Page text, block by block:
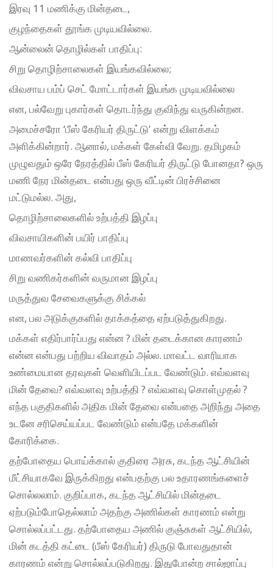
இரவு 11 மணிக்கு மின்தடை,
குழந்தைகள் தூங்க முடியவில்லை.
ஆன்லைன் தொழில்கள் பாதிப்பு:
சிறு தொழிற்சாலைகள் இயங்கவில்லை;
விவசாய பம்ப் செட் மோட்டார்கள் இயங்க முடியவில்லை
என, பல்வேறு புகார்கள் தொடர்ந்து குவிந்து வருகின்றன.
அமைச்சரோ ‘பீஸ் கேரியர் திருட்டு' என்று விளக்கம்
அளிக்கின்றார். ஆனால், மக்கள் கேள்வி வேறு. தமிழகம்
முழுவதும் ஒரே நேரத்தில் பீஸ் கேரியர் திருட்டு போனதா? ஒரு
மணி நேர மின்தடை என்பது ஒரு வீட்டின் பிரச்சினை
மட்டுமல்ல. அது,
தொழிற்சாலைகளில் உற்பத்தி இழப்பு
விவசாயிகளின் பயிர் பாதிப்பு
மாணவர்களின் கல்வி பாதிப்பு
சிறு வணிகர்களின் வருமான இழப்பு
மருத்துவ சேவைகளுக்கு சிக்கல்
என, பல அடுக்குகளில் தாக்கத்தை ஏற்படுத்துகிறது.
மக்கள் எதிர்பார்ப்பது என்ன ? மின் தடைக்கான காரணம்
என்ன என்பது பற்றிய விவாதம் அல்ல. மாவட்ட வாரியாக
உண்மையான தரவுகள் வெளியிடப்பட வேண்டும். எவ்வளவு
மின் தேவை? எவ்வளவு உற்பத்தி ? எவ்வளவு கொள்முதல் ?
எந்த பகுதிகளில் அதிக மின் தேவை என்பதை அறிந்து அதை
உடனே சரிசெய்யப்பட வேண்டும் என்பதே மக்களின்
கோரிக்கை.
தற்போதைய பொய்க்கால் குதிரை அரசு, கடந்த ஆட்சியின்
மீட்சியாகவே இருக்கிறது என்பதற்கு பல உதாரணங்களைச்
சொல்லலாம். குறிப்பாக, கடந்த ஆட்சியில் மின்தடை
ஏற்படும்போதெல்லாம் அதற்கு அணில்கள் காரணம் என்று
சொல்லப்பட்டது. தற்போதைய அணில் குஞ்சுகள் ஆட்சியில்,
மின் கடத்தி கட்டை (பீஸ் கேரியர்) திருடு போவதுதான்
காரணம் என்று சொல்லப்படுகிறது. இதுபோன்ற சால்ஜாப்பு